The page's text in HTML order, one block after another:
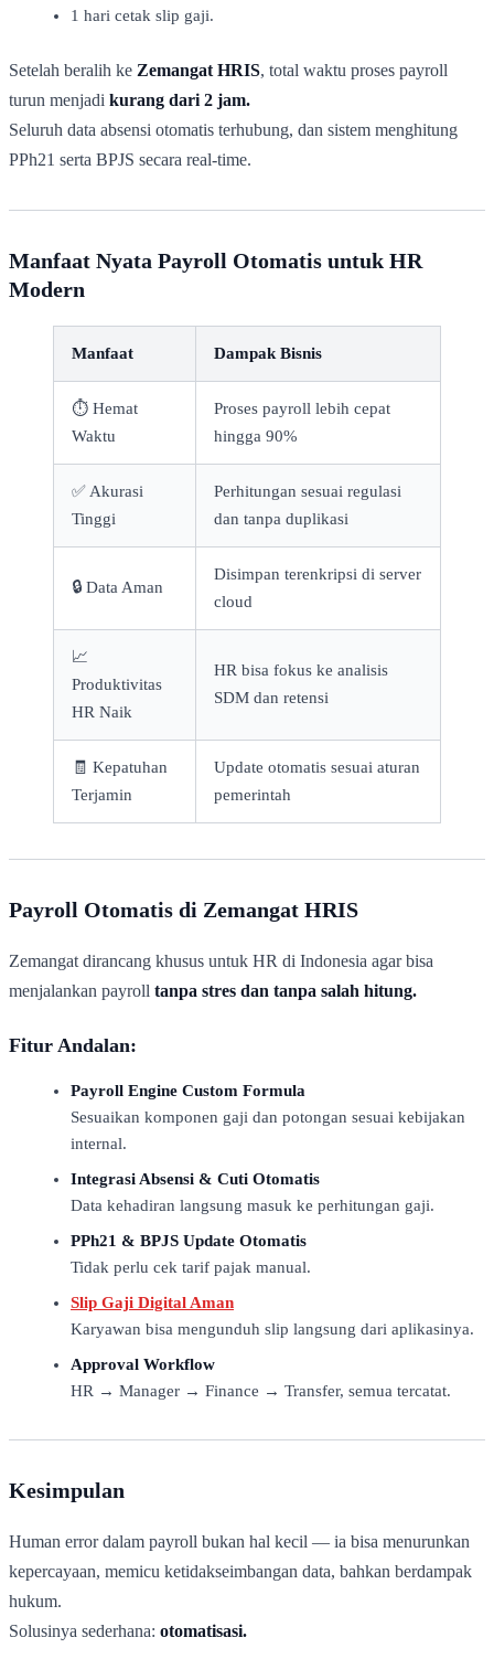
1 hari cetak slip gaji.
Setelah beralih ke Zemangat HRIS, total waktu proses payroll
turun menjadi kurang dari 2 jam.
Seluruh data absensi otomatis terhubung, dan sistem menghitung
PPh21 serta BPJS secara real-time.
Manfaat Nyata Payroll Otomatis untuk HR
Modern
Manfaat Dampak Bisnis
⏱️ Hemat
Waktu
Proses payroll lebih cepat
hingga 90%
✅ Akurasi
Tinggi
Perhitungan sesuai regulasi
dan tanpa duplikasi
🔒 Data Aman
Disimpan terenkripsi di server
cloud
📈
Produktivitas
HR Naik
HR bisa fokus ke analisis
SDM dan retensi
🧾 Kepatuhan
Terjamin
Update otomatis sesuai aturan
pemerintah
Payroll Otomatis di Zemangat HRIS
Zemangat dirancang khusus untuk HR di Indonesia agar bisa
menjalankan payroll tanpa stres dan tanpa salah hitung.
Fitur Andalan:
Payroll Engine Custom Formula
Sesuaikan komponen gaji dan potongan sesuai kebijakan
internal.
Integrasi Absensi & Cuti Otomatis
Data kehadiran langsung masuk ke perhitungan gaji.
PPh21 & BPJS Update Otomatis
Tidak perlu cek tarif pajak manual.
Slip Gaji Digital Aman
Karyawan bisa mengunduh slip langsung dari aplikasinya.
Approval Workflow
HR → Manager → Finance → Transfer, semua tercatat.
Kesimpulan
Human error dalam payroll bukan hal kecil — ia bisa menurunkan
kepercayaan, memicu ketidakseimbangan data, bahkan berdampak
hukum.
Solusinya sederhana: otomatisasi.